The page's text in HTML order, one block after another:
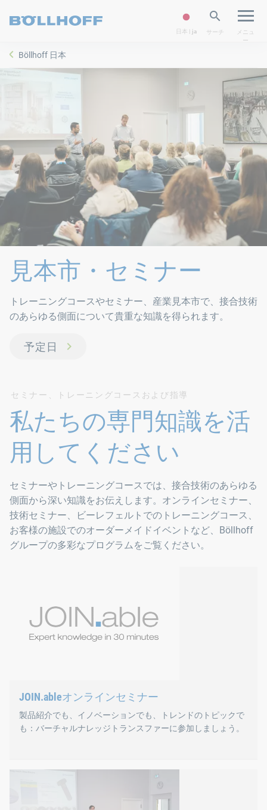
日本 | ja サーチ
メニュ
ー
Böllhoff 日本
見本市・セミナー
トレーニングコースやセミナー、産業見本市で、接合技術
のあらゆる側面について貴重な知識を得られます。
予定日
セミナー、トレーニングコースおよび指導
私たちの専門知識を活
用してください
セミナーやトレーニングコースでは、接合技術のあらゆる
側面から深い知識をお伝えします。オンラインセミナー、
技術セミナー、ビーレフェルトでのトレーニングコース、
お客様の施設でのオーダーメイドイベントなど、Böllhoff
グループの多彩なプログラムをご覧ください。
JOIN.ableオンラインセミナー
製品紹介でも、イノベーションでも、トレンドのトピックで
も：バーチャルナレッジトランスファーに参加しましょう。
JOIN.ableオンラインセ